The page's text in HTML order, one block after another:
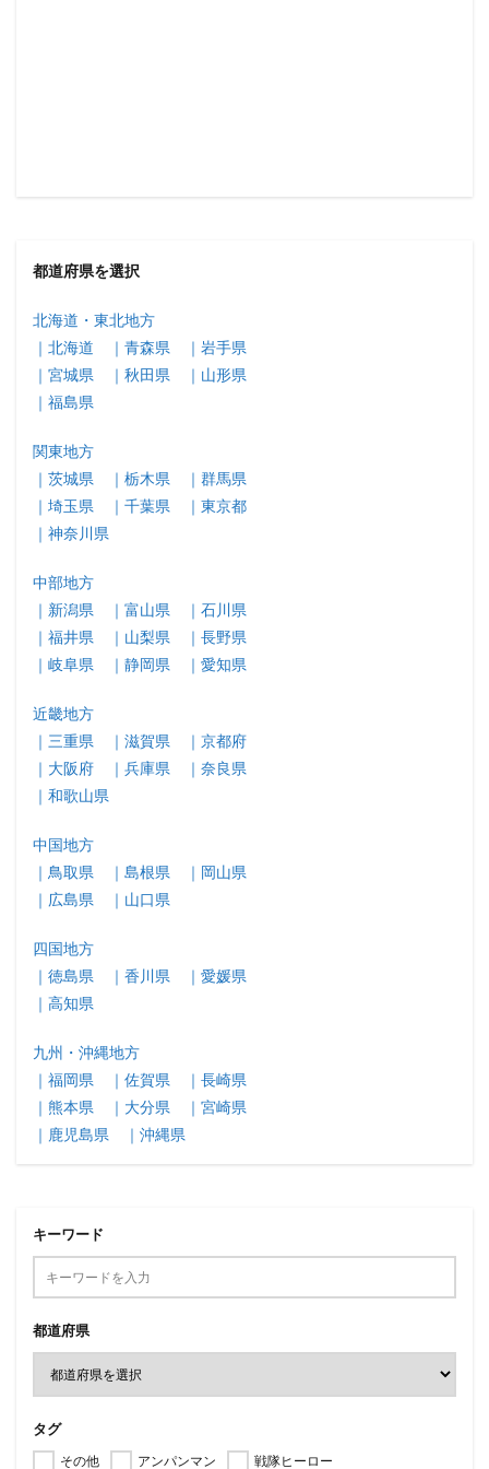
都道府県を選択
北海道・東北地方
｜北海道
｜青森県
｜岩手県
｜宮城県
｜秋田県
｜山形県
｜福島県
関東地方
｜茨城県
｜栃木県
｜群馬県
｜埼玉県
｜千葉県
｜東京都
｜神奈川県
中部地方
｜新潟県
｜富山県
｜石川県
｜福井県
｜山梨県
｜長野県
｜岐阜県
｜静岡県 ｜愛知県
近畿地方
｜三重県
｜滋賀県
｜京都府
｜大阪府
｜兵庫県
｜奈良県
｜和歌山県
中国地方
｜鳥取県
｜島根県
｜岡山県
｜広島県
｜山口県
四国地方
｜徳島県
｜香川県
｜愛媛県
｜高知県
九州・沖縄地方
｜福岡県
｜佐賀県
｜長崎県
｜熊本県
｜大分県
｜宮崎県
｜鹿児島県
｜沖縄県
キーワード
都道府県
タグ
その他 アンパンマン 戦隊ヒーロー